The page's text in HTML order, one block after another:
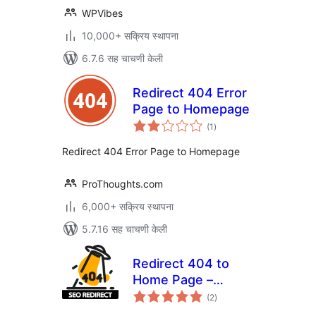
WPVibes
10,000+ सक्रिय स्थापना
6.7.6 सह चाचणी केली
Redirect 404 Error
Page to Homepage
(1 एकूण
मूल्यांकन
)
Redirect 404 Error Page to Homepage
ProThoughts.com
6,000+ सक्रिय स्थापना
5.7.16 सह चाचणी केली
Redirect 404 to
Home Page –
Custom URL(2एकूण
मूल्यांकन
)